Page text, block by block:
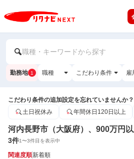
職種・キーワードから探す
勤務地 1 職種 こだわり条件 雇
こだわり条件の追加設定を忘れていませんか？
土日祝休み
年間休日120日以上
河内長野市（大阪府）、900万円
3件1〜3件目を表示中
関連度順新着順